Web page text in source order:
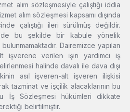
alım sözleşmesiyle çalıştığı iddia
alım sözleşmesi kapsamı dışında
çalıştığı ileri sürülmüş değildir.
bu şekilde bir kabule yönelik
Dairemizce yapılan
işverene verilen işin yardımcı iş
halinde davalı ile dava dışı
asıl işveren-alt işveren ilişkisi
tazminat ve işçilik alacaklarının bu
Sözleşmesi hükümleri dikkate
belirtilmiştir.